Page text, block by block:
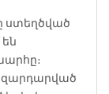
ստեղծված
զարդարված